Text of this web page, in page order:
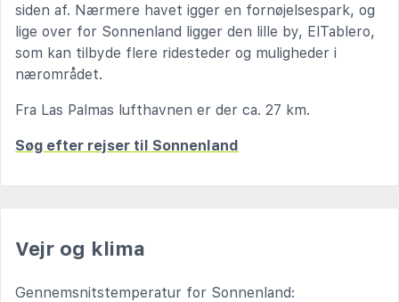
siden af. Nærmere havet igger en fornøjelsespark, og
lige over for Sonnenland ligger den lille by, ElTablero,
som kan tilbyde flere ridesteder og muligheder i
nærområdet.
Fra Las Palmas lufthavnen er der ca. 27 km.
Søg efter rejser til Sonnenland
Vejr og klima
Gennemsnitstemperatur for Sonnenland: